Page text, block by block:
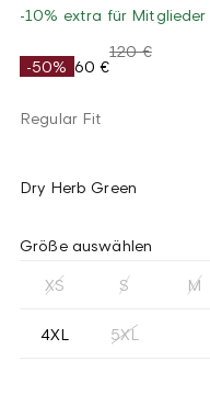
-10% extra für Mitglieder
-50% 60 €
120 €
Regular Fit
Dry Herb Green
Größe auswählen
XS S M
4XL 5XL